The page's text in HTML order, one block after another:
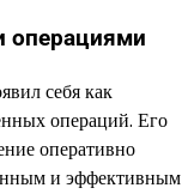
операциями
себя как
операций. Его
оперативно
и эффективным